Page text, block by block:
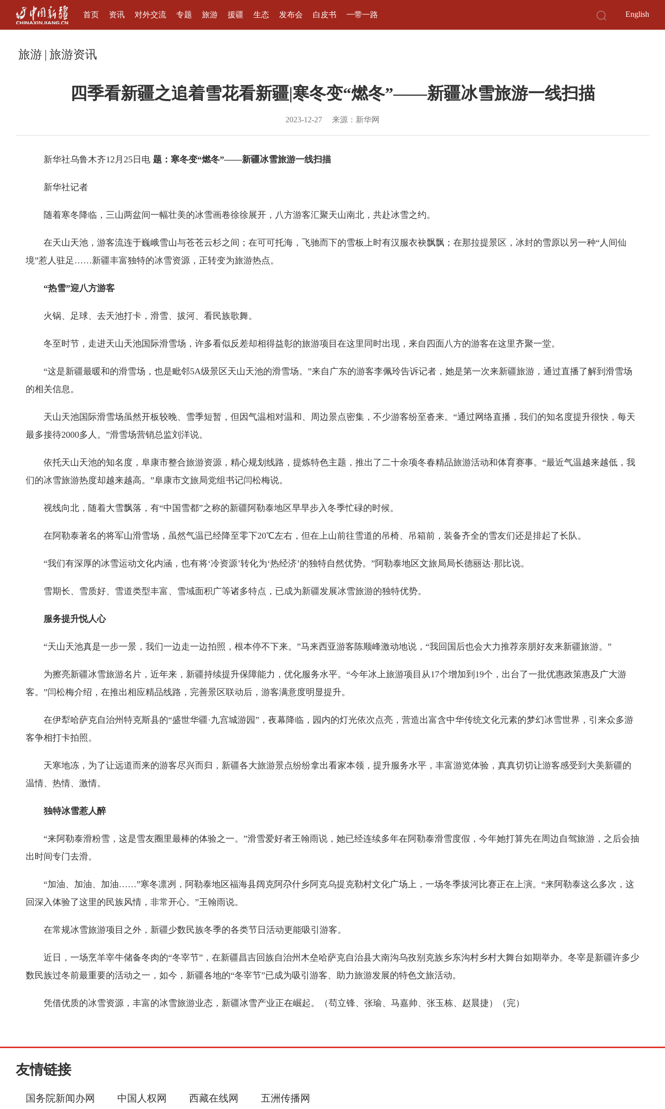
首页 资讯 对外交流 专题 旅游 援疆 生态 发布会 白皮书 一带一路 English
旅游 | 旅游资讯
四季看新疆之追着雪花看新疆|寒冬变“燃冬”——新疆冰雪旅游一线扫描
2023-12-27 来源：新华网
新华社乌鲁木齐12月25日电 题：寒冬变“燃冬”——新疆冰雪旅游一线扫描
新华社记者
随着寒冬降临，三山两盆间一幅壮美的冰雪画卷徐徐展开，八方游客汇聚天山南北，共赴冰雪之约。
在天山天池，游客流连于巍峨雪山与苍苍云杉之间；在可可托海，飞驰而下的雪板上时有汉服衣袂飘飘；在那拉提景区，冰封的雪原以另一种“人间仙
境”惹人驻足……新疆丰富独特的冰雪资源，正转变为旅游热点。
“热雪”迎八方游客
火锅、足球、去天池打卡，滑雪、拔河、看民族歌舞。
冬至时节，走进天山天池国际滑雪场，许多看似反差却相得益彰的旅游项目在这里同时出现，来自四面八方的游客在这里齐聚一堂。
“这是新疆最暖和的滑雪场，也是毗邻5A级景区天山天池的滑雪场。”来自广东的游客李佩玲告诉记者，她是第一次来新疆旅游，通过直播了解到滑雪场
的相关信息。
天山天池国际滑雪场虽然开板较晚、雪季短暂，但因气温相对温和、周边景点密集，不少游客纷至沓来。“通过网络直播，我们的知名度提升很快，每天
最多接待2000多人。”滑雪场营销总监刘洋说。
依托天山天池的知名度，阜康市整合旅游资源，精心规划线路，提炼特色主题，推出了二十余项冬春精品旅游活动和体育赛事。“最近气温越来越低，我
们的冰雪旅游热度却越来越高。”阜康市文旅局党组书记闫松梅说。
视线向北，随着大雪飘落，有“中国雪都”之称的新疆阿勒泰地区早早步入冬季忙碌的时候。
在阿勒泰著名的将军山滑雪场，虽然气温已经降至零下20℃左右，但在上山前往雪道的吊椅、吊箱前，装备齐全的雪友们还是排起了长队。
“我们有深厚的冰雪运动文化内涵，也有将‘冷资源’转化为‘热经济’的独特自然优势。”阿勒泰地区文旅局局长德丽达·那比说。
雪期长、雪质好、雪道类型丰富、雪域面积广等诸多特点，已成为新疆发展冰雪旅游的独特优势。
服务提升悦人心
“天山天池真是一步一景，我们一边走一边拍照，根本停不下来。”马来西亚游客陈顺峰激动地说，“我回国后也会大力推荐亲朋好友来新疆旅游。”
为擦亮新疆冰雪旅游名片，近年来，新疆持续提升保障能力，优化服务水平。“今年冰上旅游项目从17个增加到19个，出台了一批优惠政策惠及广大游
客。”闫松梅介绍，在推出相应精品线路，完善景区联动后，游客满意度明显提升。
在伊犁哈萨克自治州特克斯县的“盛世华疆·九宫城游园”，夜幕降临，园内的灯光依次点亮，营造出富含中华传统文化元素的梦幻冰雪世界，引来众多游
客争相打卡拍照。
天寒地冻，为了让远道而来的游客尽兴而归，新疆各大旅游景点纷纷拿出看家本领，提升服务水平，丰富游览体验，真真切切让游客感受到大美新疆的
温情、热情、激情。
独特冰雪惹人醉
“来阿勒泰滑粉雪，这是雪友圈里最棒的体验之一。”滑雪爱好者王翰雨说，她已经连续多年在阿勒泰滑雪度假，今年她打算先在周边自驾旅游，之后会抽
出时间专门去滑。
“加油、加油、加油……”寒冬凛冽，阿勒泰地区福海县阔克阿尕什乡阿克乌提克勒村文化广场上，一场冬季拔河比赛正在上演。“来阿勒泰这么多次，这
回深入体验了这里的民族风情，非常开心。”王翰雨说。
在常规冰雪旅游项目之外，新疆少数民族冬季的各类节日活动更能吸引游客。
近日，一场烹羊宰牛储备冬肉的“冬宰节”，在新疆昌吉回族自治州木垒哈萨克自治县大南沟乌孜别克族乡东沟村乡村大舞台如期举办。冬宰是新疆许多少
数民族过冬前最重要的活动之一，如今，新疆各地的“冬宰节”已成为吸引游客、助力旅游发展的特色文旅活动。
凭借优质的冰雪资源，丰富的冰雪旅游业态，新疆冰雪产业正在崛起。（苟立锋、张瑜、马嘉帅、张玉栋、赵晨捷）（完）
友情链接
国务院新闻办网 中国人权网 西藏在线网 五洲传播网